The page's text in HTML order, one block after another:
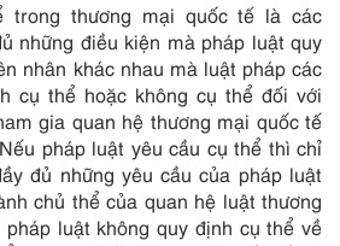
trong thương mại quốc tế là các
những điều kiện mà pháp luật quy
nhân khác nhau mà luật pháp các
cụ thể hoặc không cụ thể đối với
gia quan hệ thương mại quốc tế
pháp luật yêu cầu cụ thể thì chỉ
đủ những yêu cầu của pháp luật
chủ thể của quan hệ luật thương
luật không quy định cụ thể về